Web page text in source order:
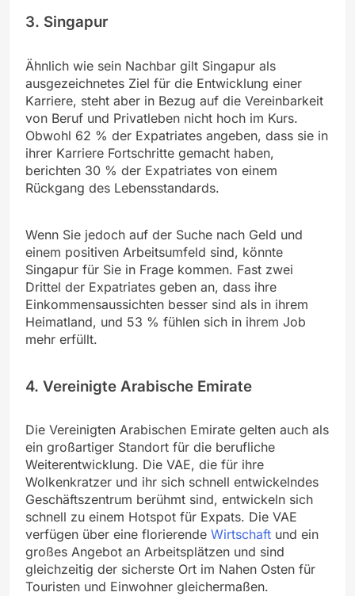
3. Singapur
Ähnlich wie sein Nachbar gilt Singapur als
ausgezeichnetes Ziel für die Entwicklung einer
Karriere, steht aber in Bezug auf die Vereinbarkeit
von Beruf und Privatleben nicht hoch im Kurs.
Obwohl 62 % der Expatriates angeben, dass sie in
ihrer Karriere Fortschritte gemacht haben,
berichten 30 % der Expatriates von einem
Rückgang des Lebensstandards.
Wenn Sie jedoch auf der Suche nach Geld und
einem positiven Arbeitsumfeld sind, könnte
Singapur für Sie in Frage kommen. Fast zwei
Drittel der Expatriates geben an, dass ihre
Einkommensaussichten besser sind als in ihrem
Heimatland, und 53 % fühlen sich in ihrem Job
mehr erfüllt.
4. Vereinigte Arabische Emirate
Die Vereinigten Arabischen Emirate gelten auch als
ein großartiger Standort für die berufliche
Weiterentwicklung. Die VAE, die für ihre
Wolkenkratzer und ihr sich schnell entwickelndes
Geschäftszentrum berühmt sind, entwickeln sich
schnell zu einem Hotspot für Expats. Die VAE
verfügen über eine florierende Wirtschaft und ein
großes Angebot an Arbeitsplätzen und sind
gleichzeitig der sicherste Ort im Nahen Osten für
Touristen und Einwohner gleichermaßen.